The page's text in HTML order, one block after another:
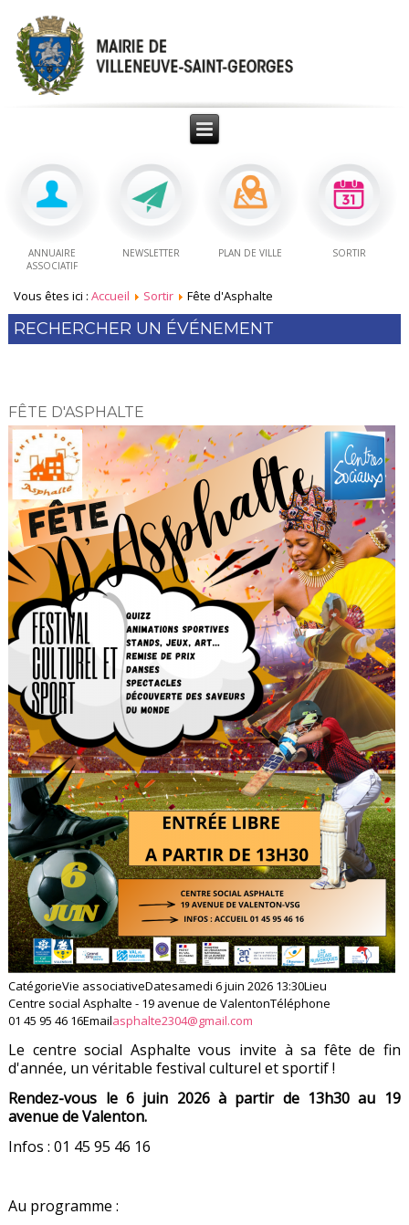
ANNUAIRE
ASSOCIATIF
NEWSLETTER PLAN DE VILLE SORTIR
Vous êtes ici :Accueil Sortir Fête d'Asphalte
RECHERCHER UN ÉVÉNEMENT
FÊTE D'ASPHALTE
CatégorieVie associativeDatesamedi 6 juin 2026 13:30Lieu
Centre social Asphalte - 19 avenue de ValentonTéléphone
01 45 95 46 16Emailasphalte2304@gmail.com
Le centre social Asphalte vous invite à sa fête de fin
d'année, un véritable festival culturel et sportif !
Rendez-vous le 6 juin 2026 à partir de 13h30 au 19
avenue de Valenton.
Infos : 01 45 95 46 16
Au programme :